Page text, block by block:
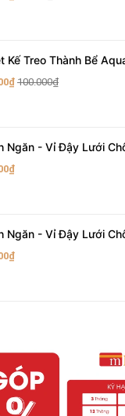
Kế Treo Thành Bể
100.000₫
Ngăn - Vỉ Đậy Lưới
Ngăn - Vỉ Đậy Lưới